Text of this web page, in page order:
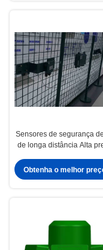
Sensores de segurança
de longa distância Alta
adaptabilidade Fácil de
calibrar
Obtenha o melhor